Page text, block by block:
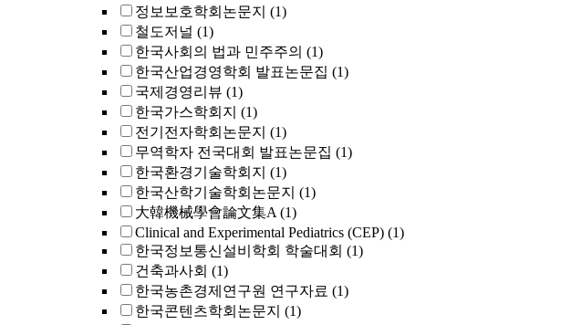
정보보호학회논문지 (1)
철도저널 (1)
한국사회의 법과 민주주의 (1)
한국산업경영학회 발표논문집 (1)
국제경영리뷰 (1)
한국가스학회지 (1)
전기전자학회논문지 (1)
무역학자 전국대회 발표논문집 (1)
한국환경기술학회지 (1)
한국산학기술학회논문지 (1)
大韓機械學會論文集A (1)
Clinical and Experimental Pediatrics (CEP) (1)
한국정보통신설비학회 학술대회 (1)
건축과사회 (1)
한국농촌경제연구원 연구자료 (1)
한국콘텐츠학회논문지 (1)